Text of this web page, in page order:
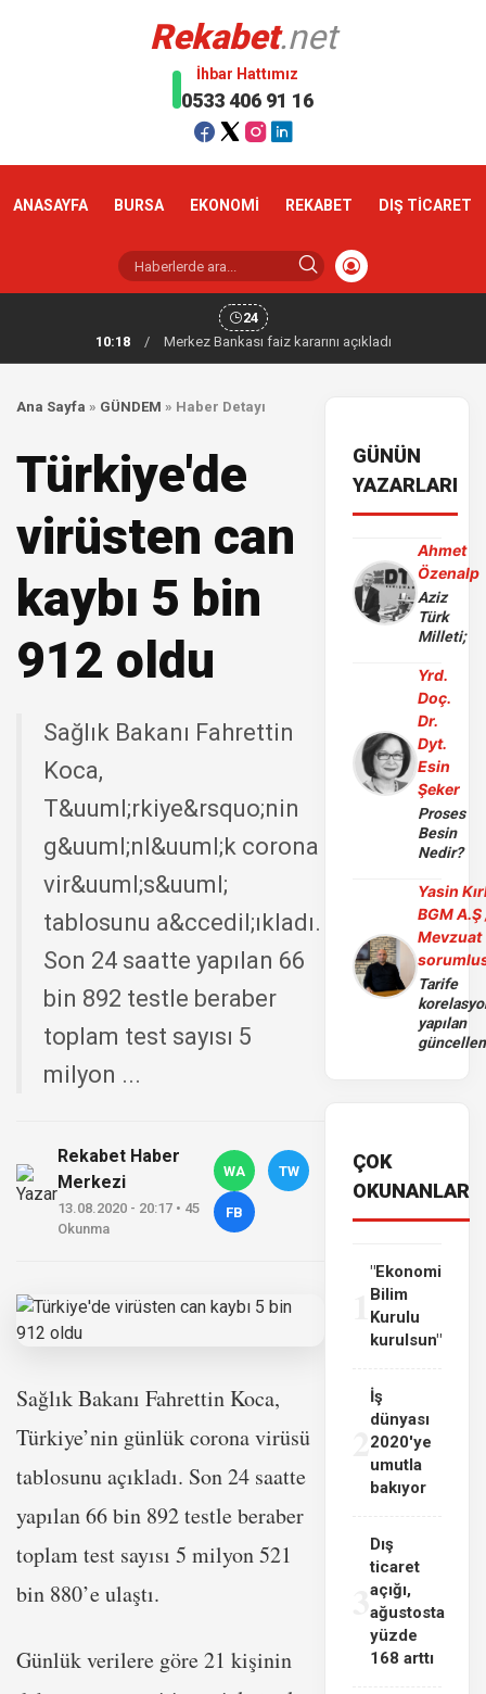
Rekabet.net
İhbar Hattımız
0533 406 91 16
ANASAYFA BURSA EKONOMİ REKABET DIŞ TİCARET
24
10:18
/ Merkez Bankası faiz kararını açıkladı
Ana Sayfa » GÜNDEM » Haber Detayı
Türkiye'de
virüsten can
kaybı 5 bin
912 oldu
Sağlık Bakanı Fahrettin
Koca,
T&uuml;rkiye&rsquo;nin
g&uuml;nl&uuml;k corona
vir&uuml;s&uuml;
tablosunu a&ccedil;ıkladı.
Son 24 saatte yapılan 66
bin 892 testle beraber
toplam test sayısı 5
milyon ...
Rekabet Haber
Merkezi
13.08.2020 - 20:17 • 45
Okunma
WA TW
FB
Sağlık Bakanı Fahrettin Koca,
Türkiye’nin günlük corona virüsü
tablosunu açıkladı. Son 24 saatte
yapılan 66 bin 892 testle beraber
toplam test sayısı 5 milyon 521
bin 880’e ulaştı.
Günlük verilere göre 21 kişinin
GÜNÜN
YAZARLARI
Ahmet
Özenalp
Aziz
Türk
Milleti;
Yrd.
Doç.
Dr.
Dyt.
Esin
Şeker
Proses
Besin
Nedir?
Yasin
BGM A.Ş
Mevzuat
Tarife
yapılan
ÇOK
OKUNANLAR
"Ekonomi
Bilim
Kurulu
kurulsun"
İş
dünyası
2020'ye
umutla
bakıyor
3
Dış
ticaret
açığı,
ağustosta
yüzde
168 arttı